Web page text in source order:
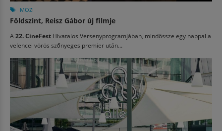
MOZI
Földszint, Reisz Gábor új filmje
A 22. CineFest Hivatalos Versenyprogramjában, mindössze egy nappal a
velencei vörös szőnyeges premier után...